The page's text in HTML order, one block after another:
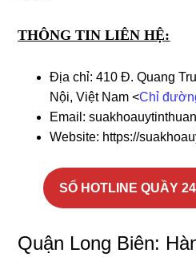
THÔNG TIN LIÊN HỆ:
Địa chỉ: 410 Đ. Quang
Nội, Việt Nam <Chỉ
Email:
Website: https://
SỐ HOTLINE QUẦY
Quận Long Biên: